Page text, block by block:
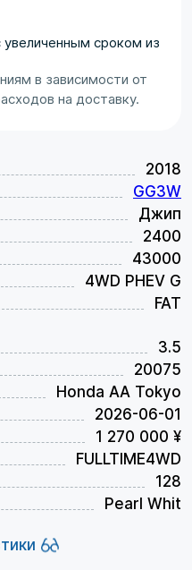
2018
GG3W
Джип
2400
43000
4WD PHEV G
FAT
3.5
20075
Honda AA Tokyo
2026-06-01
1 270 000 ¥
FULLTIME4WD
128
Pearl Whit
увеличенным сроком из
в зависимости от
на доставку.